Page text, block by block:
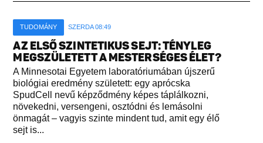
TUDOMÁNY SZERDA 08:49
AZ ELSŐ SZINTETIKUS SEJT: TÉNYLEG
MEGSZÜLETETT A MESTERSÉGES ÉLET?
A Minnesotai Egyetem laboratóriumában újszerű
biológiai eredmény született: egy aprócska
SpudCell nevű képződmény képes táplálkozni,
növekedni, versengeni, osztódni és lemásolni
önmagát – vagyis szinte mindent tud, amit egy élő
sejt is...